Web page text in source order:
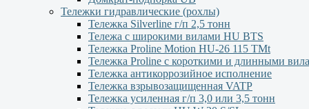
Тележки гидравлические (рохлы)
Тележка Silverline г/п 2,5 тонн
Тележа с широкими вилами HU BTS
Тележка Proline Motion HU-26 115 TMt
Тележка Proline с короткими и длинными
Тележка антикоррозийное исполнение
Тележка взрывозащищенная VATP
Тележка усиленная г/п 3,0 или 3,5 тонн